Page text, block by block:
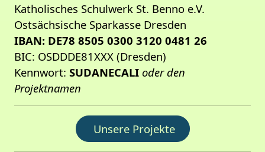
Katholisches Schulwerk St. Benno e.V.
Ostsächsische Sparkasse Dresden
IBAN: DE78 8505 0300 3120 0481 26
BIC: OSDDDE81XXX (Dresden)
Kennwort: SUDANECALI oder den
Projektnamen
Unsere Projekte